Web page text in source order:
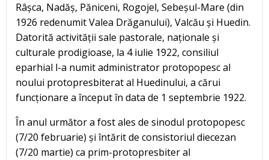
Râșca, Nadăș, Păniceni, Rogojel, Sebeșul-Mare (din
1926 redenumit Valea Drăganului), Valcău și Huedin.
Datorită activității sale pastorale, naționale și
culturale prodigioase, la 4 iulie 1922, consiliul
eparhial l-a numit administrator protopopesc al
noului protopresbiterat al Huedinului, a cărui
funcționare a început în data de 1 septembrie 1922.
În anul următor a fost ales de sinodul protopopesc
(7/20 februarie) și întărit de consistoriul diecezan
(7/20 martie) ca prim-protopresbiter al